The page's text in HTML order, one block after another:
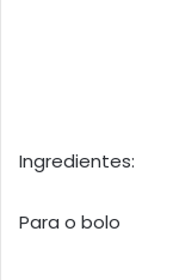
Ingredientes:
Para o bolo